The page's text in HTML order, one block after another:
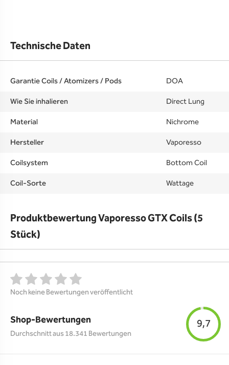
Technische Daten
Garantie Coils / Atomizers / Pods
DOA
Wie Sie inhalieren
Direct Lung
Material
Nichrome
Hersteller
Vaporesso
Coilsystem
Bottom Coil
Coil-Sorte
Wattage
Produktbewertung Vaporesso GTX Coils (5
Stück)
Noch keine Bewertungen veröffentlicht
Shop-Bewertungen
Durchschnitt aus 18.341 Bewertungen
9,7